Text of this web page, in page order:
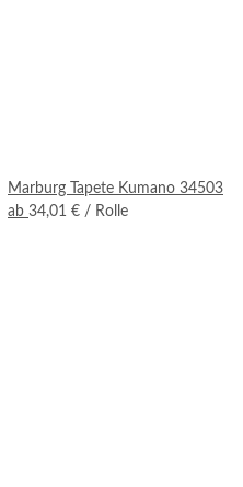
Marburg Tapete Kumano 34503
ab 34,01 € / Rolle